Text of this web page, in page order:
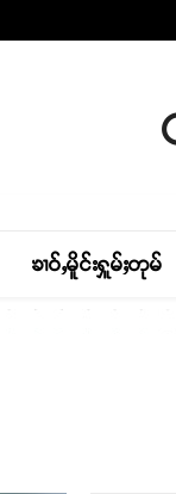
ၶၢဝ်ႇမိူင်းႁူမ်ႈတုမ်